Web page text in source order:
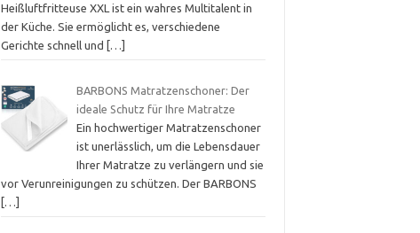
Heißluftfritteuse XXL ist ein wahres Multitalent in
der Küche. Sie ermöglicht es, verschiedene
Gerichte schnell und
[…]
BARBONS Matratzenschoner: Der
ideale Schutz für Ihre Matratze
Ein hochwertiger Matratzenschoner
ist unerlässlich, um die Lebensdauer
Ihrer Matratze zu verlängern und sie
vor Verunreinigungen zu schützen. Der BARBONS
[…]